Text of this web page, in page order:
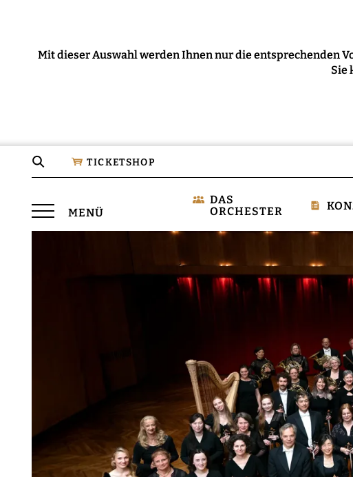
Seite
durchsuchen
TICKETSHOP
Mit dieser Auswahl werden Ihnen nur die entsprechenden
Sie
MENÜ
Menü
öffnen
NIEDERRHEINISCHE SINFONIKER ÖFFNEN
DAS
ORCHESTER